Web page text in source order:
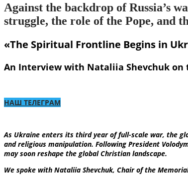
Against the backdrop of Russia’s
struggle, the role of the Pope, and
«The Spiritual Frontline Begins in
An Interview with Nataliia Shevchuk on
НАШ ТЕЛЕГРАМ
As Ukraine enters its third year of full-scale war, the
and religious manipulation. Following President
may soon reshape the global Christian landscape.
We spoke with Nataliia Shevchuk, Chair of the